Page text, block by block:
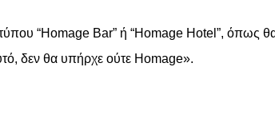
τύπου “Homage Bar” ή “Homage Hotel”, όπως
δεν θα υπήρχε ούτε Homage».